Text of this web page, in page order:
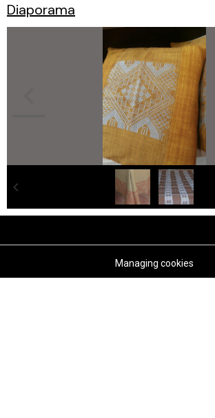
Diaporama
Managing cookies